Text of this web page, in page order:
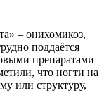
– онихомикоз,
поддаётся
препаратами
что ногти на
или структуру,